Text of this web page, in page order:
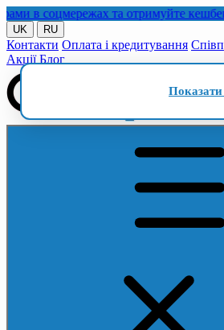
соцмережах та отримуйте кешбек!
UK RU
Контакти Оплата і кредитування
Акції Блог
Показати